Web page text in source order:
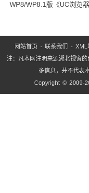
WP8/WP8.1版《UC浏览
网站首页 -联系我们 - XML
注：凡本网注明来源湖北视窗
多信息，并不代表
Copyright © 2009-